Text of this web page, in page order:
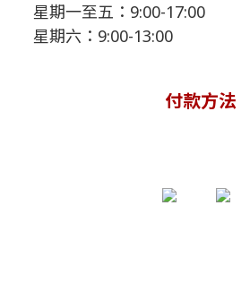
星期一至五：9:00-17:00
星期六：9:00-13:00
付款方法